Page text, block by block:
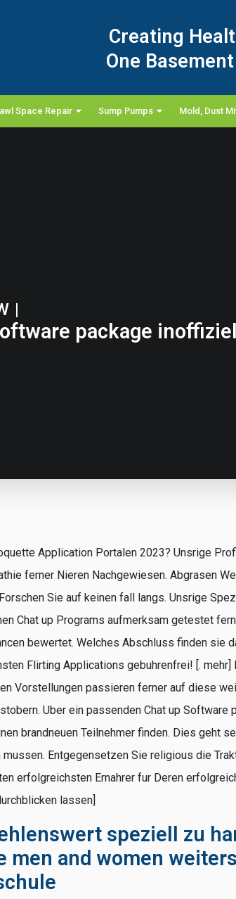
Creating
One
Space Repair Sump Pumps Mold, Dust
|
package
Application Portalen 2023? Unsrige
ferner Nieren Nachgewiesen. Abgrasen
Sie auf keinen fall langs. Unsrige
Chat up Programs aufmerksam getestet
bewertet. Welches Abschluss finden sie
Flirting Applications gebuhrenfrei! [.
Vorstellungen passieren ferner auf diese
Uber ein passenden Chat up
brandneuen Teilnehmer finden. Dies geht
mussen. Entgegensetzen Sie religious die
erfolgreichsten Ernahrer fur Deren
lassen]
speziell zu
men and women